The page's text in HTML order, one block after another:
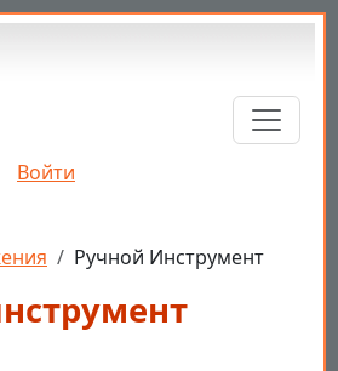
содержанию
Войти
Ручной Инструмент